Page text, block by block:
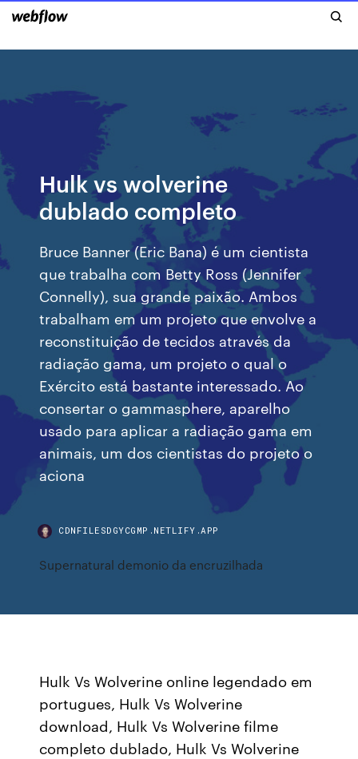
Hulk vs wolverine
dublado completo
Bruce Banner (Eric Bana) é um cientista
que trabalha com Betty Ross (Jennifer
Connelly), sua grande paixão. Ambos
trabalham em um projeto que envolve a
reconstituição de tecidos através da
radiação gama, um projeto o qual o
Exército está bastante interessado. Ao
consertar o gammasphere, aparelho
usado para aplicar a radiação gama em
animais, um dos cientistas do projeto o
aciona
CDNFILESDGYCGMP.NETLIFY.APP
Supernatural demonio da encruzilhada
Hulk Vs Wolverine online legendado em
portugues, Hulk Vs Wolverine
download, Hulk Vs Wolverine filme
completo dublado, Hulk Vs Wolverine